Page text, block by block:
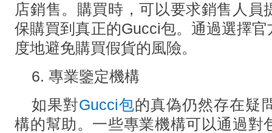
店銷售。購買時，可以要求銷售人員
保購買到真正的Gucci包。通過選擇
度地避免購買假貨的風險。
6. 專業鑒定機構
如果對Gucci包的真偽仍然存在疑
構的幫助。一些專業機構可以通過對